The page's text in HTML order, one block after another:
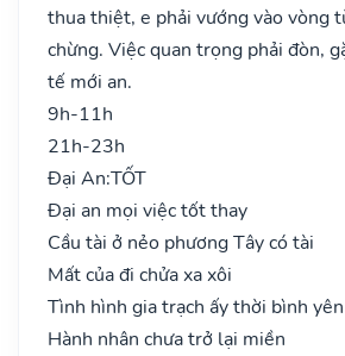
thua thiệt, e phải vướng vào vòng
chừng. Việc quan trọng phải đòn,
tế mới an.
9h-11h
21h-23h
Đại An:TỐT
Đại an mọi việc tốt thay
Cầu tài ở nẻo phương Tây có tài
Mất của đi chửa xa xôi
Tình hình gia trạch ấy thời bình yên
Hành nhân chưa trở lại miền